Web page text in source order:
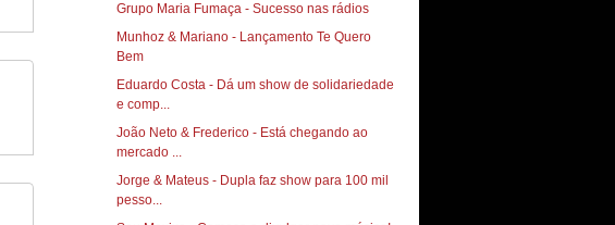
Grupo Maria Fumaça - Sucesso nas rádios
Munhoz & Mariano‏ - Lançamento Te Quero
Bem
Eduardo Costa - Dá um show de solidariedade
e comp...
João Neto & Frederico - Está chegando ao
mercado ...
Jorge & Mateus - Dupla faz show para 100 mil
pesso...